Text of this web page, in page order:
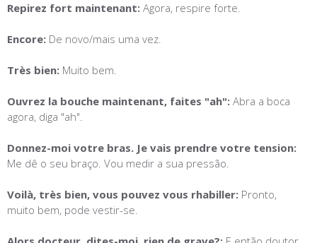
Repirez fort maintenant: Agora, respire forte.
Encore: De novo/mais uma vez.
Très bien: Muito bem.
Ouvrez la bouche maintenant, faites "ah": Abra a boca
agora, diga "ah".
Donnez-moi votre bras. Je vais prendre votre tension:
Me dê o seu braço. Vou medir a sua pressão.
Voilà, très bien, vous pouvez vous rhabiller: Pronto,
muito bem, pode vestir-se.